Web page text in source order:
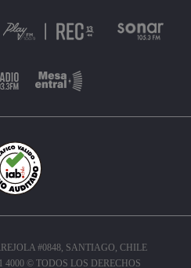
#0848, SANTIAGO, CHILE
4000 © TODOS LOS DERECHOS